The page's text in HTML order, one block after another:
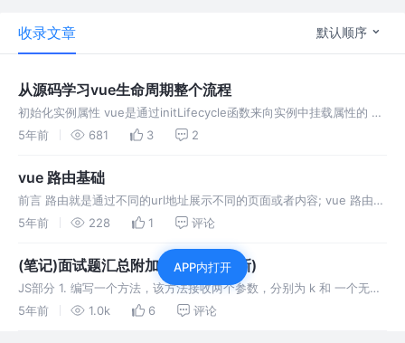
收录文章 默认顺序
从源码学习vue生命周期整个流程
初始化实例属性 vue是通过initLifecycle函数来向实例中挂载属性的 初
始化事件 根据上面的流程图所表示:vue是通过 initEvents 函数来执行
5年前 681 3 2
vue 路由基础
前言 路由就是通过不同的url地址展示不同的页面或者内容; vue 路由就
是把所有内容的url地址统一管理中间站,然后根据不同的模块去跳转
5年前 228 1 评论
(笔记)面试题汇总附加答案(持续更新)
JS部分 1. 编写一个方法，该方法接收两个参数，分别为 k 和 一个无序
的纯数字数组。该方法在执行后，会返回数组中第 k 大的数字。特别注
5年前 1.0k 6 评论
APP内打开